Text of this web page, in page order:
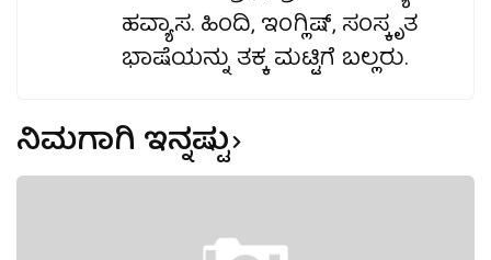
ಹವ್ಯಾಸ. ಹಿಂದಿ, ಇಂಗ್ಲಿಷ್, ಸಂಸ್ಕೃತ
ಭಾಷೆಯನ್ನು ತಕ್ಕ ಮಟ್ಟಿಗೆ ಬಲ್ಲರು.
ನಿಮಗಾಗಿ ಇನ್ನಷ್ಟು